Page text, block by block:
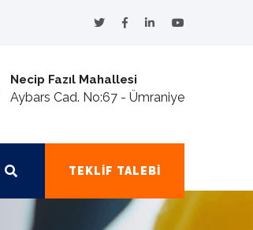
Necip Fazıl Mahallesi
Aybars Cad. No:67 - Ümraniye
TEKLIF TALEBI